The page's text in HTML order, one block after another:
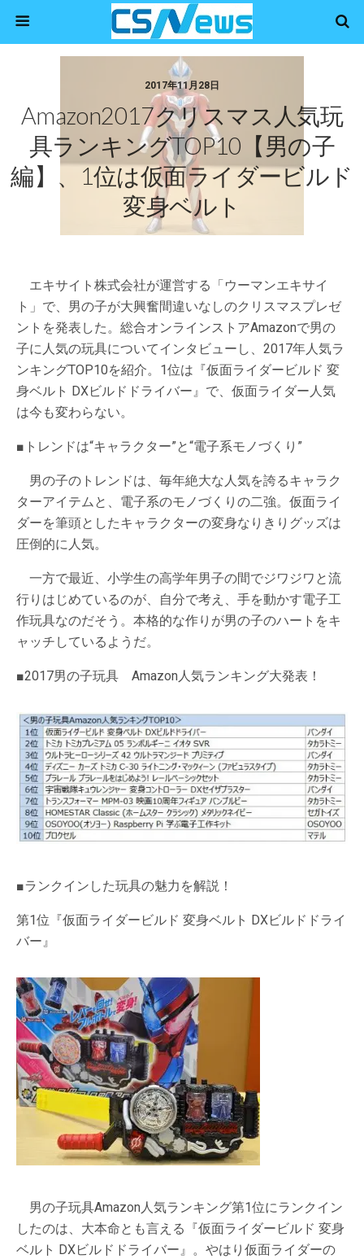
2017年11月28日
Amazon2017クリスマス人気玩
具ランキングTOP10【男の子
編】、1位は仮面ライダービルド
変身ベルト
エキサイト株式会社が運営する「ウーマンエキサイ
ト」で、男の子が大興奮間違いなしのクリスマスプレゼ
ントを発表した。総合オンラインストアAmazonで男の
子に人気の玩具についてインタビューし、2017年人気ラ
ンキングTOP10を紹介。1位は『仮面ライダービルド 変
身ベルト DXビルドドライバー』で、仮面ライダー人気
は今も変わらない。
■トレンドは“キャラクター”と“電子系モノづくり”
男の子のトレンドは、毎年絶大な人気を誇るキャラク
ターアイテムと、電子系のモノづくりの二強。仮面ライ
ダーを筆頭としたキャラクターの変身なりきりグッズは
圧倒的に人気。
一方で最近、小学生の高学年男子の間でジワジワと流
行りはじめているのが、自分で考え、手を動かす電子工
作玩具なのだそう。本格的な作りが男の子のハートをキ
ャッチしているようだ。
■2017男の子玩具 Amazon人気ランキング大発表！
■ランクインした玩具の魅力を解説！
第1位『仮面ライダービルド 変身ベルト DXビルドドライ
バー』
男の子玩具Amazon人気ランキング第1位にランクイン
したのは、大本命とも言える『仮面ライダービルド 変身
ベルト DXビルドドライバー』。やはり仮面ライダーの